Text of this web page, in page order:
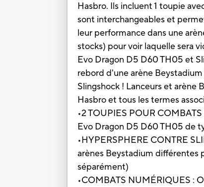
Hasbro. Ils incluent 1 toupie
sont interchangeables et
leur performance dans une
stocks) pour voir laquelle sera
Evo Dragon D5 D60 TH05 et
rebord d'une arène
Slingshock ! Lanceurs et arène
Hasbro et tous les termes
•2 TOUPIES POUR
Evo Dragon D5 D60 TH05 de
•HYPERSPHERE CONTRE
arènes Beystadium différentes
séparément)
•COMBATS NUMÉRIQUES :